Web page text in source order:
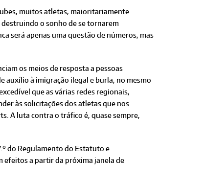
muitos atletas, maioritariamente
o sonho de se tornarem
será apenas uma questão de números, mas
os meios de resposta a pessoas
auxílio à imigração ilegal e burla, no mesmo
que as várias redes regionais,
às solicitações dos atletas que nos
A luta contra o tráfico é, quase sempre,
do Regulamento do Estatuto e
efeitos a partir da próxima janela de